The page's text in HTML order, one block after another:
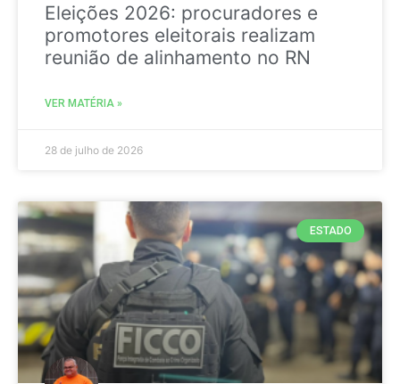
Eleições 2026: procuradores e
promotores eleitorais realizam
reunião de alinhamento no RN
VER MATÉRIA »
28 de julho de 2026
ESTADO